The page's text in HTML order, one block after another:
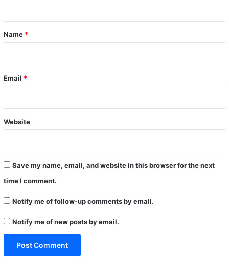
*
Name *
Email *
Website
Save my name, email, and website in this browser for the next
time I comment.
Notify me of follow-up comments by email.
Notify me of new posts by email.